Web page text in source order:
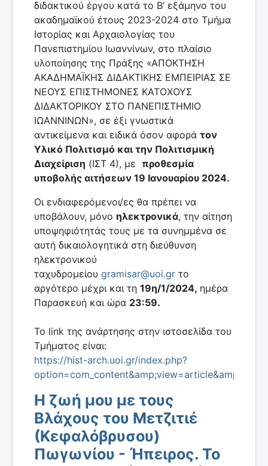
διδακτικού έργου κατά το Β’ εξάμηνο του
ακαδημαϊκού έτους 2023-2024 στο Τμήμα
Ιστορίας και Αρχαιολογίας του
Πανεπιστημίου Ιωαννίνων, στο πλαίσιο
υλοποίησης της Πράξης «ΑΠΟΚΤΗΣΗ
ΑΚΑΔΗΜΑΪΚΗΣ ΔΙΔΑΚΤΙΚΗΣ ΕΜΠΕΙΡΙΑΣ ΣΕ
ΝΕΟΥΣ ΕΠΙΣΤΗΜΟΝΕΣ ΚΑΤΟΧΟΥΣ
ΔΙΔΑΚΤΟΡΙΚΟΥ ΣΤΟ ΠΑΝΕΠΙΣΤΗΜΙΟ
ΙΩΑΝΝΙΝΩΝ», σε έξι γνωστικά
αντικείμενα και ειδικά όσον αφορά τον
Υλικό Πολιτισμό και την Πολιτισμική
Διαχείριση (ΙΣΤ 4), με προθεσμία
υποβολής αιτήσεων 19 Ιανουαρίου 2024.
Οι ενδιαφερόμενοι/ες θα πρέπει να
υποβάλουν, μόνο ηλεκτρονικά, την αίτηση
υποψηφιότητάς τους με τα συνημμένα σε
αυτή δικαιολογητικά στη διεύθυνση
ηλεκτρονικού
ταχυδρομείου gramisar@uoi.gr το
αργότερο μέχρι και τη 19η/1/2024, ημέρα
Παρασκευή και ώρα 23:59.
Το link της ανάρτησης στην ιστοσελίδα του
Τμήματος είναι:
https://hist-arch.uoi.gr/index.php?
Η ζωή μου με τους
Βλάχους του Μετζιτιέ
(Κεφαλόβρυσου)
Πωγωνίου - Ήπειρος. Το